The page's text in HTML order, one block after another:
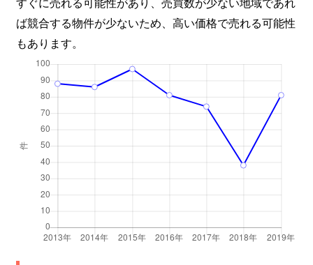
ば競合する物件が少ないため、高い価格で売れる可能性
もあります。